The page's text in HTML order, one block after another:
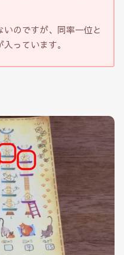
いのですが、同率一位と
っています。